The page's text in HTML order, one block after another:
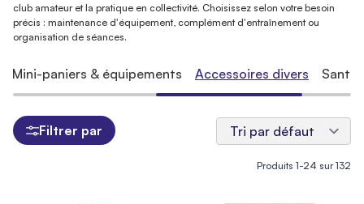
club amateur et la pratique en collectivité. Choisissez selon votre besoin
précis : maintenance d'équipement, complément d'entraînement ou
organisation de séances.
Produits 1-24 sur132
Mini-paniers & équipements Accessoires divers Santé
Filtrer par